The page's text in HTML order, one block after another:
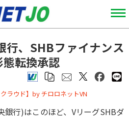
行、SHBファイナンス
転換承認
ラウド】by チロロネットVN
行)はこのほど、VリーグSHBダ